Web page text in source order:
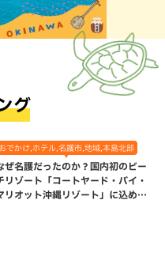
グ
おでかけ,ホテル,名護市,地域,本島北部
ぜ名護だったのか？国内初のビー
リゾート「コートヤード・バイ・
リオット沖縄リゾート」に込めら